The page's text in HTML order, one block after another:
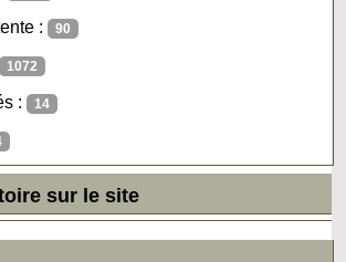
: 90
1072
: 14
sur le site